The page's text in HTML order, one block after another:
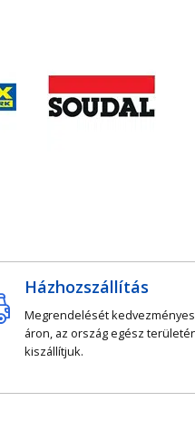
Házhozszállítás
Megrendelését kedvezményes
áron, az ország egész
kiszállítjuk.